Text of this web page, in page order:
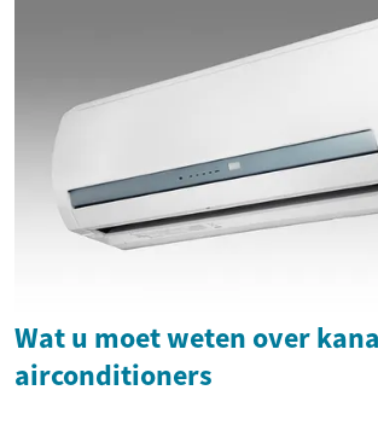
Wat u moet weten over
airconditioners